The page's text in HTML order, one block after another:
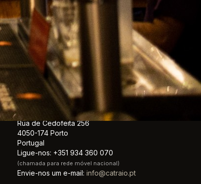
INFORMAÇÃO DA LOJA
Rua de Cedofeita 256
4050-174 Porto
Portugal
Ligue-nos: +351 934 360 070
(chamada para rede móvel nacional)
Envie-nos um e-mail: info@catraio.pt